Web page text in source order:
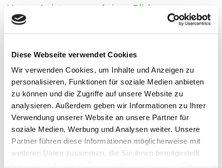
Diese Webseite verwendet Cookies
Wir verwenden Cookies, um Inhalte und Anzeigen zu
personalisieren, Funktionen für soziale Medien anbieten
zu können und die Zugriffe auf unsere Website zu
analysieren. Außerdem geben wir Informationen zu Ihrer
Verwendung unserer Website an unsere Partner für
soziale Medien, Werbung und Analysen weiter. Unsere
Partner führen diese Informationen möglicherweise mit
weiteren Daten zusammen, die Sie ihnen bereitgestellt
Unsere Leistungen auf einen Blick
Erdbau
Verlegung von Schmutzwasserleitungen
legen von Abwasseranschlüssen
Pflasterarbeiten aller Art
asphaltieren von Hofeinfahrten
Einbau von Bio Kläranlagen
Betonarbeiten - Herstellung von Bodenplatten und
Fundamenten
Herstellen von Außenanlagen